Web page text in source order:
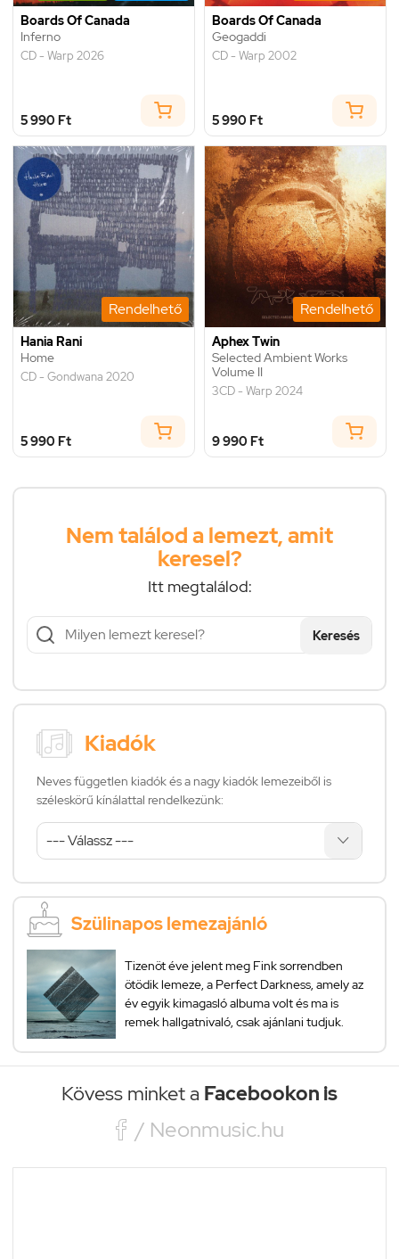
Boards Of Canada
Inferno
CD - Warp 2026
5 990 Ft
Boards Of Canada
Geogaddi
CD - Warp 2002
5 990 Ft
Rendelhető
Hania Rani
Home
CD - Gondwana 2020
5 990 Ft
Rendelhető
Aphex Twin
Selected Ambient Works
Volume II
3CD - Warp 2024
9 990 Ft
Nem találod a lemezt, amit
keresel?
Itt megtalálod:
Keresés
Kiadók
Neves független kiadók és a nagy kiadók lemezeiből is
széleskörű kínálattal rendelkezünk:
Szülinapos lemezajánló
Tizenöt éve jelent meg Fink sorrendben
ötödik lemeze, a Perfect Darkness, amely az
év egyik kimagasló albuma volt és ma is
remek hallgatnivaló, csak ajánlani tudjuk.
Kövess minket a Facebookon is
 / Neonmusic.hu